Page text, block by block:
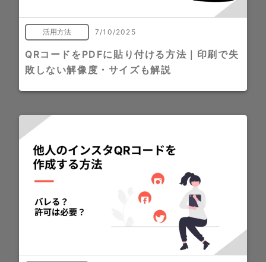
活用方法 7/10/2025
QRコードをPDFに貼り付ける方法｜印刷で失
敗しない解像度・サイズも解説